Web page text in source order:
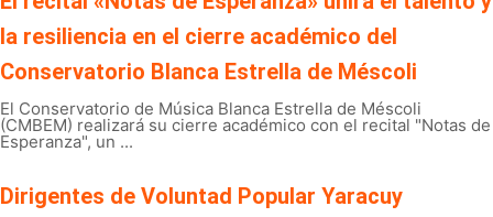
la resiliencia en el cierre académico del
Conservatorio Blanca Estrella de Méscoli
El Conservatorio de Música Blanca Estrella de Méscoli
(CMBEM) realizará su cierre académico con el recital "Notas de
Esperanza", un ...
Dirigentes de Voluntad Popular Yaracuy